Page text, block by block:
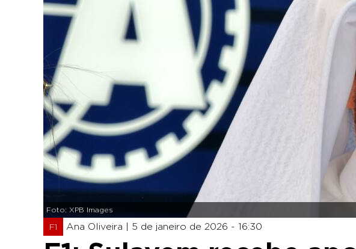
Foto: XPB Images
F1 Ana Oliveira | 5 de janeiro de 2026 - 16:30